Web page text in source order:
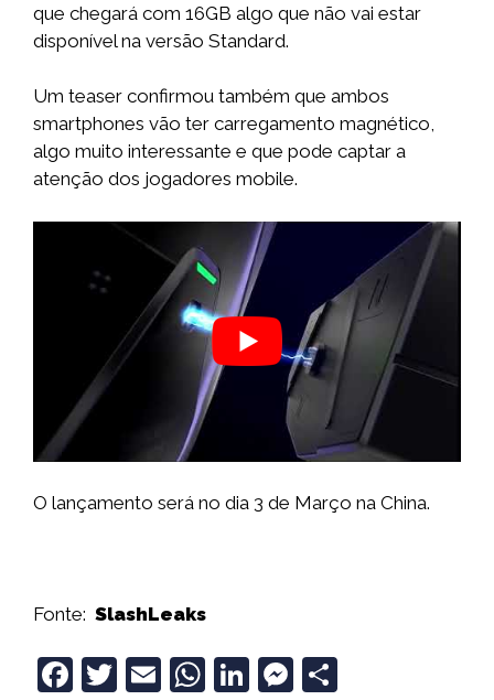
que chegará com 16GB algo que não vai estar
disponível na versão Standard.
Um teaser confirmou também que ambos
smartphones vão ter carregamento magnético,
algo muito interessante e que pode captar a
atenção dos jogadores mobile.
O lançamento será no dia 3 de Março na China.
Fonte: SlashLeaks
F
T
E
W Li M